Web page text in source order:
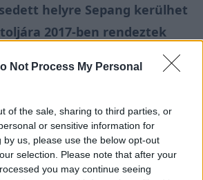
Not Process My Personal
of the sale, sharing to third parties, or
or sensitive information for
by us, please use the below opt-out
selection. Please note that after your
you may continue seeing
helyre Sepang kerülhet
2017-ben rendeztek
sepangi pálya még
alapján épült meg és
rendeztek rajta Forma-1-es